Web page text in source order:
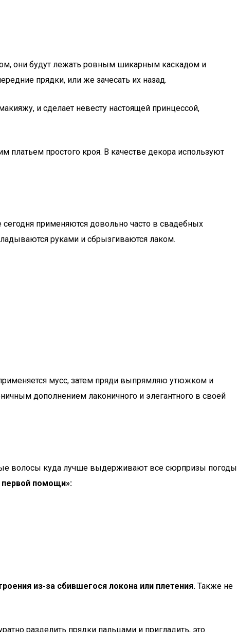
они будут лежать ровным шикарным каскадом и
прядки, или же зачесать их назад.
и сделает невесту настоящей принцессой,
платьем простого кроя. В качестве декора используют
применяются довольно часто в свадебных
руками и сбрызгиваются лаком.
мусс, затем пряди выпрямляю утюжком и
дополнением лаконичного и элегантного в своей
волосы куда лучше выдерживают все сюрпризы погоды
первой помощи»:
из-за сбившегося локона или плетения. Также не
разделить прядки пальцами и пригладить, это